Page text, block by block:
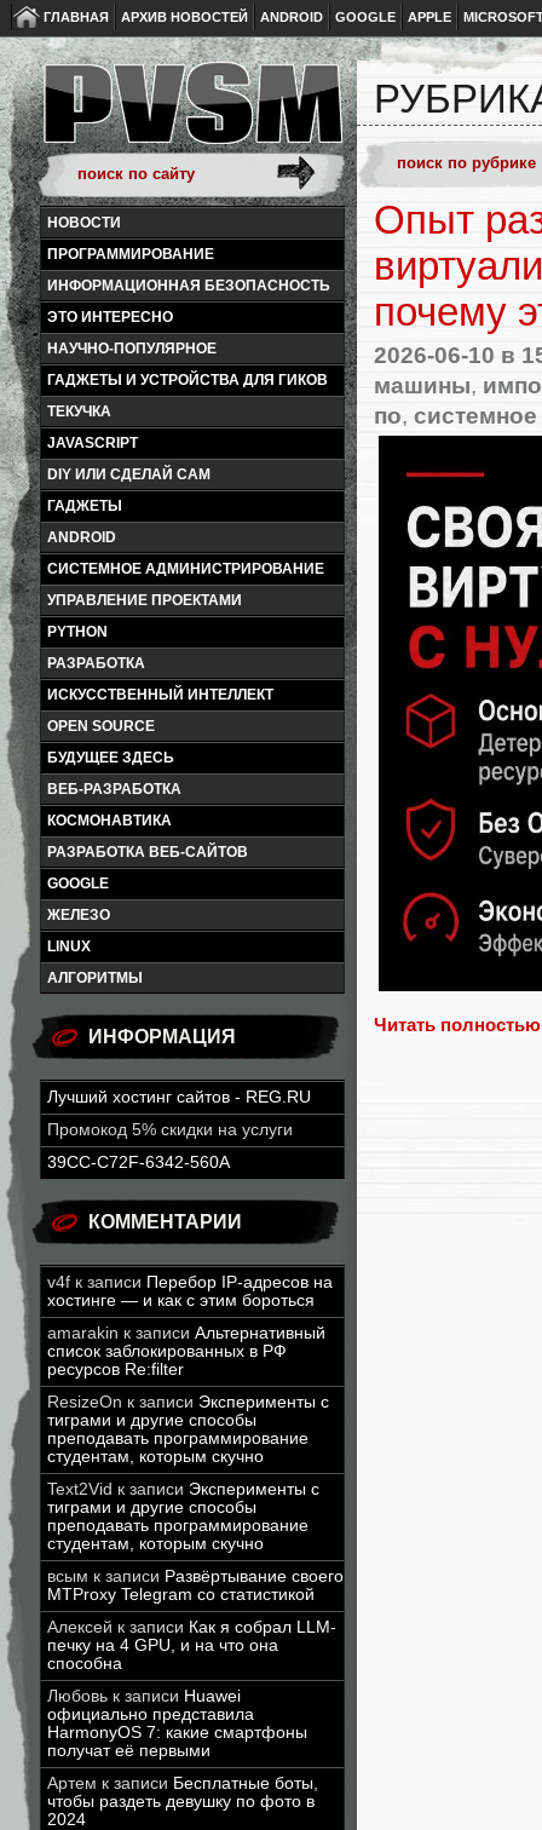
ГЛАВНАЯ АРХИВ НОВОСТЕЙ ANDROID GOOGLE APPLE
НОВОСТИ
ПРОГРАММИРОВАНИЕ
ИНФОРМАЦИОННАЯ БЕЗОПАСНОСТЬ
ЭТО ИНТЕРЕСНО
НАУЧНО-ПОПУЛЯРНОЕ
ГАДЖЕТЫ И УСТРОЙСТВА ДЛЯ ГИКОВ
ТЕКУЧКА
JAVASCRIPT
DIY ИЛИ СДЕЛАЙ САМ
ГАДЖЕТЫ
ANDROID
СИСТЕМНОЕ АДМИНИСТРИРОВАНИЕ
УПРАВЛЕНИЕ ПРОЕКТАМИ
PYTHON
РАЗРАБОТКА
ИСКУССТВЕННЫЙ ИНТЕЛЛЕКТ
OPEN SOURCE
БУДУЩЕЕ ЗДЕСЬ
ВЕБ-РАЗРАБОТКА
КОСМОНАВТИКА
РАЗРАБОТКА ВЕБ-САЙТОВ
GOOGLE
ЖЕЛЕЗО
LINUX
АЛГОРИТМЫ
ИНФОРМАЦИЯ
Лучший хостинг сайтов - REG.RU
Промокод 5% скидки на услуги
39CC-C72F-6342-560A
КОММЕНТАРИИ
v4f к записи Перебор IP-адресов на
хостинге — и как с этим бороться
amarakin к записи Альтернативный
список заблокированных в РФ
ресурсов Re:filter
ResizeOn к записи Эксперименты с
тиграми и другие способы
преподавать программирование
студентам, которым скучно
Text2Vid к записи Эксперименты с
тиграми и другие способы
преподавать программирование
студентам, которым скучно
всым к записи Развёртывание своего
MTProxy Telegram со статистикой
Алексей к записи Как я собрал LLM-
печку на 4 GPU, и на что она
способна
Любовь к записи Huawei
официально представила
HarmonyOS 7: какие смартфоны
получат её первыми
Артем к записи Бесплатные боты,
чтобы раздеть девушку по фото в
2024
Опыт
почему
2026-06-10 в
машины,
по,
Читать